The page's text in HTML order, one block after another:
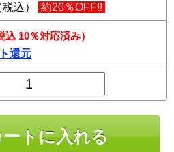
込） 約20％OFF!!
込 10％対応済み）
還元